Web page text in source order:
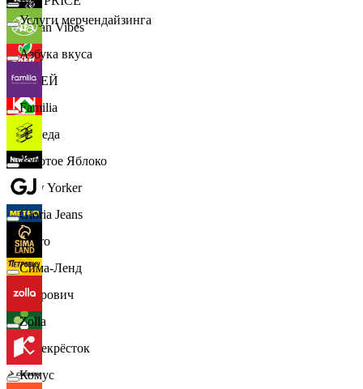
Urban Vibes
О'КЕЙ
Победа
New Yorker
Metro
Петрович
Перекрёсток
Азбука вкуса
Familia
Золотое Яблоко
Gloria Jeans
Сима-Ленд
Zolla
Комус
Услуги мерчендайзинга